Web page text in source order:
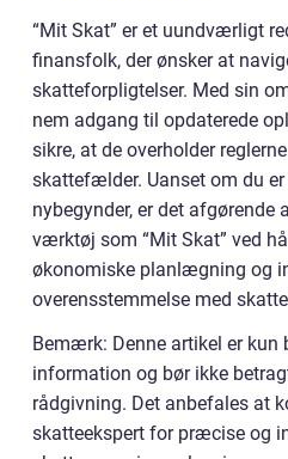
“Mit Skat” er et uundværligt
finansfolk, der ønsker at
skatteforpligtelser. Med sin
nem adgang til opdaterede
sikre, at de overholder
skattefælder. Uanset om du
nybegynder, er det afgørende
værktøj som “Mit Skat” ved
økonomiske planlægning og
overensstemmelse med
Bemærk: Denne artikel er kun
information og bør ikke
rådgivning. Det anbefales at
skatteekspert for præcise og